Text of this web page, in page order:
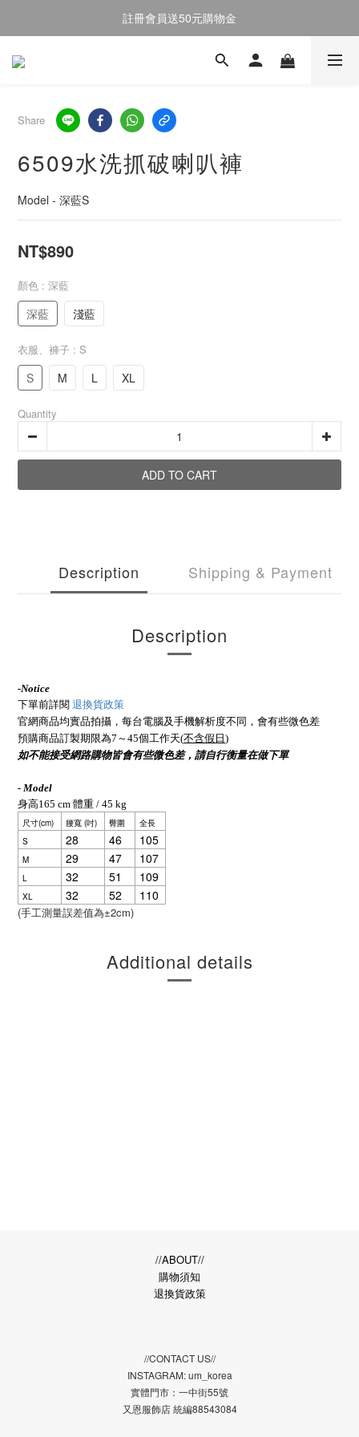
註冊會員送50元購物金
註冊會員送50元購物金
全館消費滿$2000即享免運
Share
6509水洗抓破喇叭褲
Model - 深藍S
NT$890
顏色 : 深藍
深藍 淺藍
衣服、褲子 : S
S M L XL
Quantity
ADD TO CART
Description Shipping & Payment
Description
-Notice
下單前詳閱 退換貨政策
官網商品均實品拍攝，每台電腦及手機解析度不同，會有些微色差
預購商品訂製期限為7～45個工作天(不含假日 )
如不能接受網路購物皆會有些微色差，請自行衡量在做下單
- Model
身高165 cm 體重 / 45 kg
尺寸(cm) 腰寬 (吋) 臀圍
全長
S
28 46 105
M 29 47 107
L 32 51 109
XL 32 52 110
(手工測量誤差值為±2cm)
Additional details
//ABOUT//
購物須知
退換貨政策
//CONTACT US//
INSTAGRAM: um_korea
實體門市：一中街55號
又恩服飾店 統編88543084